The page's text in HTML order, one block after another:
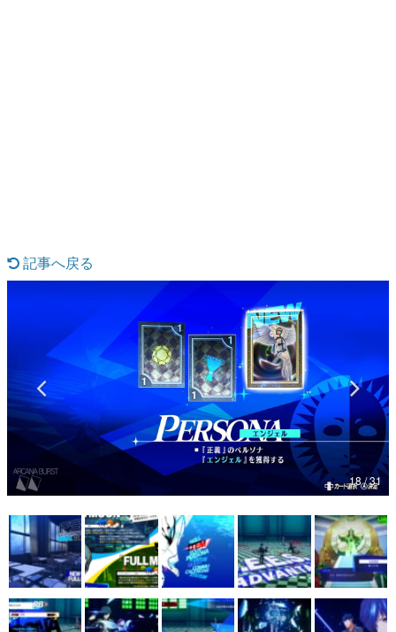
なんでゲームは面白い？
ゲーム開発者・hamatsu氏がゲームの魅力を画面や操作の
具体的な形から解き明かしていく、硬派で骨太な評論連載
です。
ゲームが変えた日本語
「経験値」「裏技」「ラスボス」… ゲームにまつわる言葉
の起源や用法の変遷を、コンピューター文化史研究家・タ
イニーP氏が徹底調査。
カテゴリ
マンガ
女性向け
アプリレビュー
記事へ戻る
18 / 31